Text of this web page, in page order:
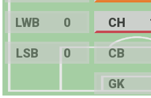
LWB 0 CH
LSB 0 CB
GK